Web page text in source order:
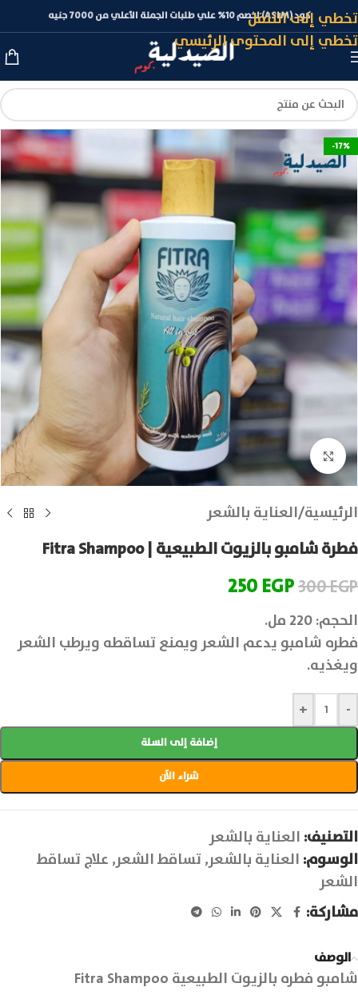
تخطي إلى التنقل
تخطي إلى المحتوى الرئيسي
كود (ASLM) لخصم 10% علي طلبات الجملة الأعلي من 7000 جنيه
-17%
انقر للتكبير
الرئيسية/العناية بالشعر
فطرة شامبو بالزيوت الطبيعية | Fitra Shampoo
300EGP
250EGP
الحجم: 220 مل.
فطره شامبو يدعم الشعر ويمنع تساقطه ويرطب الشعر
ويغذيه.
-
+
إضافة إلى السلة
شراء الآن
التصنيف: العناية بالشعر
الوسوم: العناية بالشعر,تساقط الشعر, علاج تساقط
الشعر
مشاركة:
الوصف
شامبو فطره بالزيوت الطبيعية Fitra Shampoo